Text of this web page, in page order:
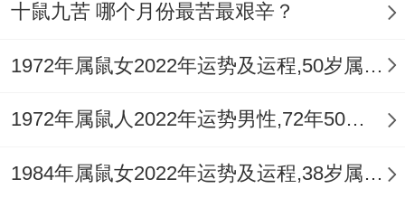
十鼠九苦 哪个月份最苦最艰辛？
1972年属鼠女2022年运势及运程,50岁属鼠人2022全年每月运势女性如何
1972年属鼠人2022年运势男性,72年50岁属鼠男2022年每月运程怎么样
1984年属鼠女2022年运势及运程,38岁属鼠人2022全年每月运势女性如何